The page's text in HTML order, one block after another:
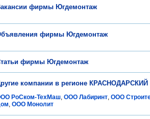
фирмы Югдемонтаж
фирмы Югдемонтаж
фирмы Югдемонтаж
компании в регионе КРАСНОДАРСКИЙ
РоСком-ТехМаш, ООО Лабиринт, ООО
, ООО Монолит